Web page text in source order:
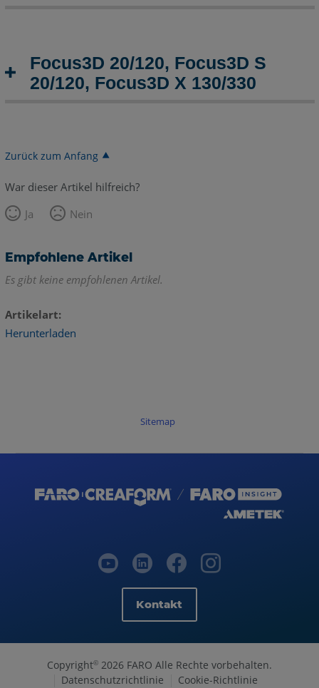
Focus3D 20/120, Focus3D S
20/120, Focus3D X 130/330
Zurück zum Anfang
War dieser Artikel hilfreich?
Ja
Nein
Empfohlene Artikel
Es gibt keine empfohlenen Artikel.
Artikelart
Herunterladen
Sitemap
Kontakt
Copyright© 2026 FARO Alle Rechte vorbehalten.
Datenschutzrichtlinie
Cookie-Richtlinie